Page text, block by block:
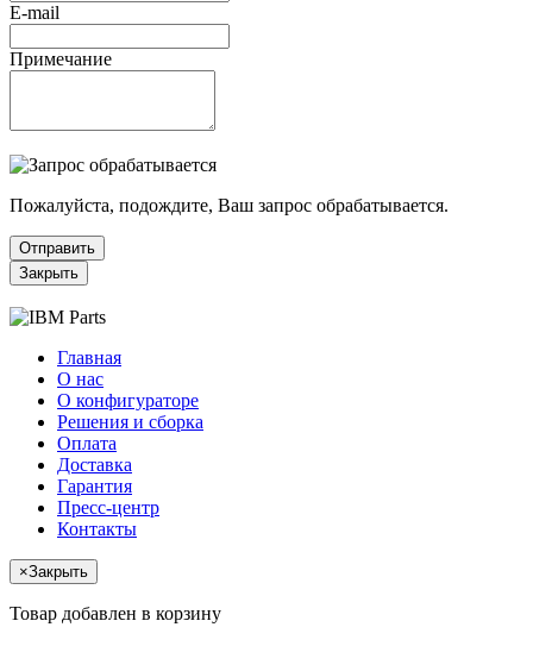
E-mail
Примечание
Пожалуйста, подождите, Ваш запрос обрабатывается.
Отправить
Закрыть
Главная
О нас
О конфигураторе
Решения и сборка
Оплата
Доставка
Гарантия
Пресс-центр
Контакты
×Закрыть
Товар добавлен в корзину